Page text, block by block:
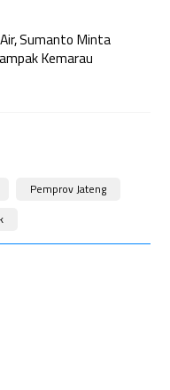
Sumanto Minta
Kemarau
Pemprov Jateng